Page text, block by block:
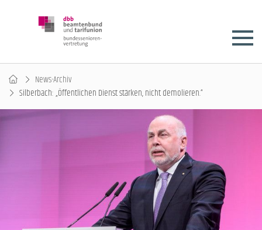
News-Archiv
Silberbach: „Öffentlichen Dienst stärken, nicht demolieren.“